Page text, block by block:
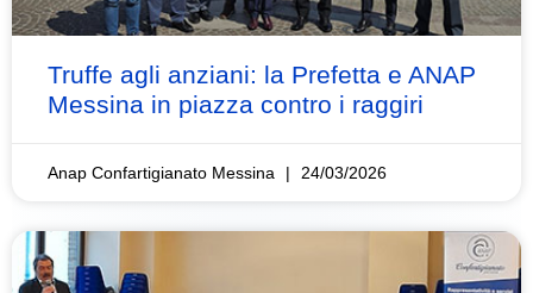
Truffe agli anziani: la Prefetta e ANAP
Messina in piazza contro i raggiri
Anap Confartigianato Messina 24/03/2026